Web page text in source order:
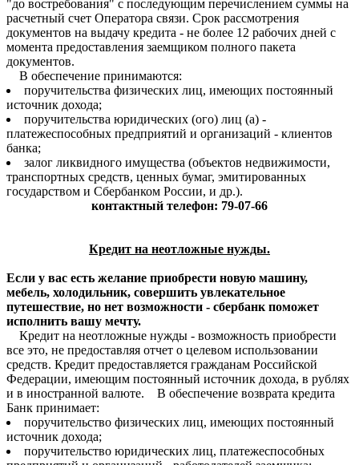
"до востребования" с последующим перечислением суммы на
расчетный счет Оператора связи. Срок рассмотрения
документов на выдачу кредита - не более 12 рабочих дней с
момента предоставления заемщиком полного пакета
документов.
В обеспечение принимаются:
поручительства физических лиц, имеющих постоянный
источник дохода;
поручительства юридических (ого) лиц (а) -
платежеспособных предприятий и организаций - клиентов
банка;
залог ликвидного имущества (объектов недвижимости,
транспортных средств, ценных бумаг, эмитированных
государством и Сбербанком России, и др.).
контактный телефон: 79-07-66
Кредит на неотложные нужды.
Если у вас есть желание приобрести новую машину,
мебель, холодильник, совершить увлекательное
путешествие, но нет возможности - сбербанк поможет
исполнить вашу мечту.
Кредит на неотложные нужды - возможность приобрести
все это, не предоставляя отчет о целевом использовании
средств. Кредит предоставляется гражданам Российской
Федерации, имеющим постоянный источник дохода, в рублях
и в иностранной валюте. В обеспечение возврата кредита
Банк принимает:
поручительство физических лиц, имеющих постоянный
источник дохода;
поручительство юридических лиц, платежеспособных